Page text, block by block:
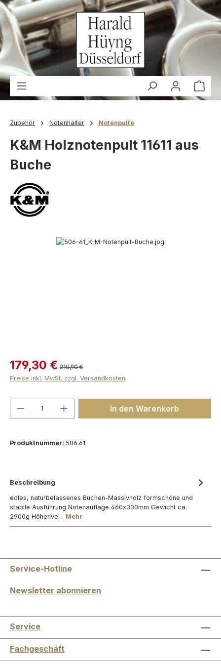
springen
Zubehör Notenhalter Notenpulte
K&M Holznotenpult 11611 aus
Buche
Bildergalerie überspringen
179,30 € 210,90 €
Preise inkl. MwSt. zzgl. Versandkosten
Produkt Anzahl: Gib denIn den Warenkorb
Produktnummer: 506.61
Beschreibung
edles, naturbelassenes Buchen-Massivholz formschöne und
stabile Ausführung Notenauflage 460x300mm Gewicht ca.
2900g Höhenve… Mehr
Service-Hotline
Newsletter abonnieren
Service
Fachgeschäft